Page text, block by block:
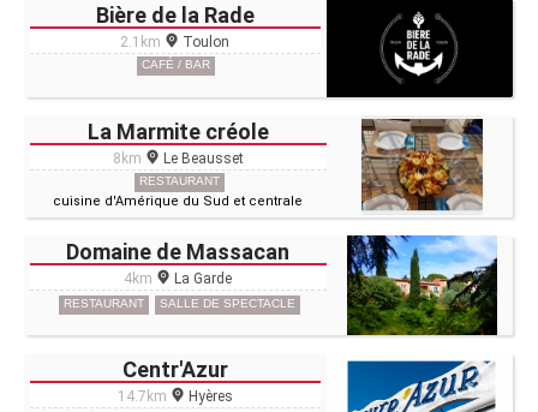
Bière de la Rade
2.1km Toulon
CAFÉ / BAR
La Marmite créole
8km Le Beausset
RESTAURANT
cuisine d'Amérique du Sud et centrale
Domaine de Massacan
4km La Garde
RESTAURANT SALLE DE SPECTACLE
Centr'Azur
14.7km Hyères